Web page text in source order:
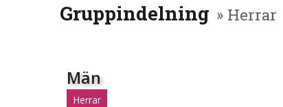
Gruppindelning » Herrar
Män
Herrar